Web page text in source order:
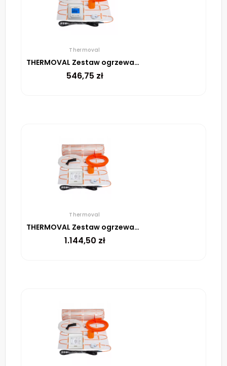
Thermoval
THERMOVAL Zestaw ogrzewania podłogowego – mata TV TO 2m² 170W/m² regulator TVT 04 ED biały
546,75 zł
Thermoval
THERMOVAL Zestaw ogrzewania podłogowego – mata TV TO 9m² 170W/m² regulator TT 16 biały
1.144,50 zł